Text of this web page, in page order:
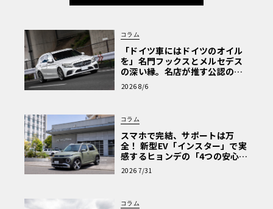
コラム
「ドイツ車にはドイツのオイル
を」名門フックスとメルセデス
の深い縁。名店が推す公認の安
心と、Cクラスで味わうシルキー
な走り〈PR〉
2026 8/6
コラム
スマホで完結、サポートは万
全！ 新型EV「インスター」で実
感するヒョンデの「4つの安心」
【第1回・ヒョンデ6つの疑問：
Why? Hyundai?】〈PR〉
2026 7/31
コラム